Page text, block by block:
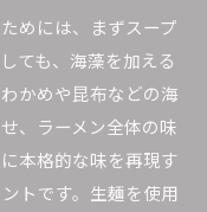
めには、まずスープ
ても、海藻を加える
かめや昆布などの海
、ラーメン全体の味
本格的な味を再現す
トです。生麺を使用